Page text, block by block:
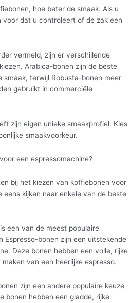
hoe beter de smaak. Als u
voor dat u controleert of de zak een
vermeld, zijn er verschillende
Arabica-bonen zijn de beste
smaak, terwijl Robusta-bonen meer
gebruikt in commerciële
zijn eigen unieke smaakprofiel. Kies
smaakvoorkeur.
een espressomachine?
bij het kiezen van koffiebonen voor
eens kijken naar enkele van de beste
een van de meest populaire
Espresso-bonen zijn een uitstekende
Deze bonen hebben een volle, rijke
van een heerlijke espresso.
zijn een andere populaire keuze
bonen hebben een gladde, rijke